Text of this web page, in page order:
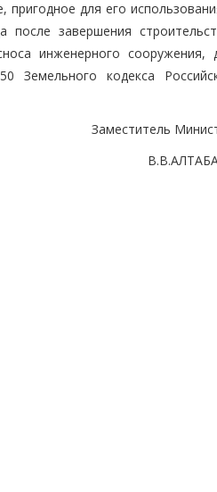
пригодное для его
завершения
инженерного сооружения,
Земельного кодекса
Заместитель